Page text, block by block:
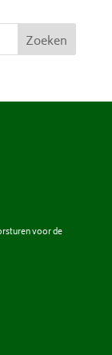
Zoeken
voor de